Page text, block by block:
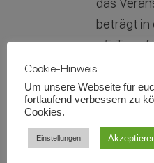
das
beträgt in
- 5 Tage
Zusätzliche
Cookie-Hinweis
Um unsere Webseite für
fortlaufend verbessern zu
Cookies.
Einstellungen